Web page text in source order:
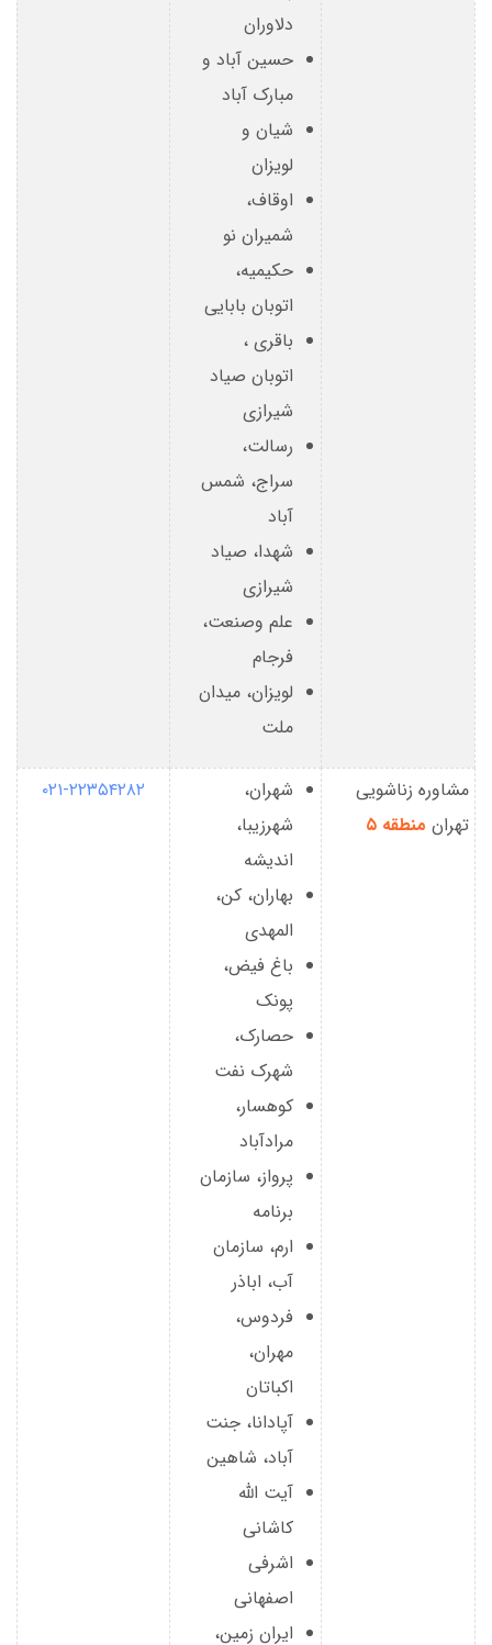
دلاوران
حسین آباد و
مبارک آباد
شیان و
لویزان
اوقاف،
شمیران نو
حکیمیه،
اتوبان بابایی
باقری ،
اتوبان صیاد
شیرازی
رسالت،
سراج، شمس
آباد
شهدا، صیاد
شیرازی
علم وصنعت،
فرجام
لویزان، میدان
ملت
مشاوره زناشویی
تهران منطقه ۵
شهران،
شهرزیبا،
اندیشه
بهاران، کن،
المهدی
باغ فیض،
پونک
حصارک،
شهرک نفت
کوهسار،
مرادآباد
پرواز، سازمان
برنامه
ارم، سازمان
آب، اباذر
فردوس،
مهران،
اکباتان
آپادانا، جنت
آباد، شاهین
آیت الله
کاشانی
اشرفی
اصفهانی
ایران زمین،
۰۲۱-۲۲۳۵۴۲۸۲